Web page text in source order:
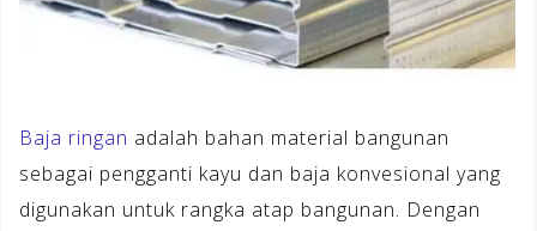
Baja ringan adalah bahan material bangunan
sebagai pengganti kayu dan baja konvesional yang
digunakan untuk rangka atap bangunan. Dengan